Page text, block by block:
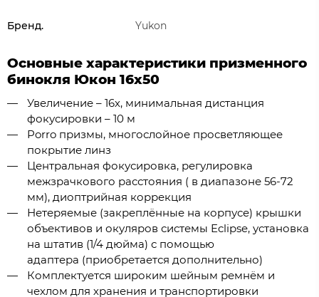
Бренд. Yukon
Основные характеристики призменного
бинокля Юкон 16x50
Увеличение – 16х, минимальная дистанция
фокусировки – 10 м
Porro призмы, многослойное просветляющее
покрытие линз
Центральная фокусировка, регулировка
межзрачкового расстояния ( в диапазоне 56-72
мм), диоптрийная коррекция
Нетеряемые (закреплённые на корпусе) крышки
объективов и окуляров системы Eclipse, установка
на штатив (1/4 дюйма) с помощью
адаптера (приобретается дополнительно)
Комплектуется широким шейным ремнём и
чехлом для хранения и транспортировки